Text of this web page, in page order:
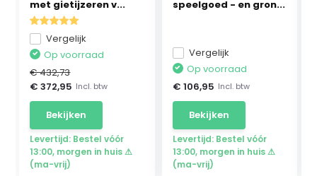
met gietijzeren v...
Vergelijk
Op voorraad
€ 432,73
€ 372,95 Incl. btw
Bekijken
Levertijd: Bestel vóór
13:00, morgen in huis ⚠
(ma-vrij)
speelgoed - en gron...
Vergelijk
Op voorraad
€ 106,95 Incl. btw
Bekijken
Levertijd: Bestel vóór
13:00, morgen in huis ⚠
(ma-vrij)